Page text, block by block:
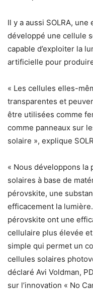
Il y a aussi SOLRA,
développé une cellule
capable d’exploiter la
artificielle pour
« Les cellules elles-
transparentes et
être utilisées comme
comme panneaux sur
solaire », explique
« Nous développons la
solaires à base de
pérovskite, une
efficacement la
pérovskite ont une
cellulaire plus élevée
simple qui permet un
cellules solaires
déclaré Avi Voldman,
sur l’innovation « No